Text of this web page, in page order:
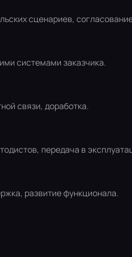
сценариев,
системами заказчика.
связи, доработка.
передача в
развитие функционала.